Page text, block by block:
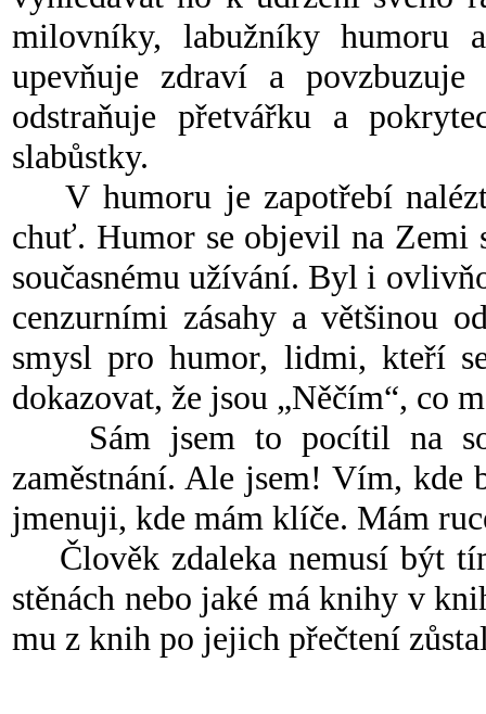
milovníky, labužníky humoru
upevňuje zdraví a
odstraňuje přetvářku a
slabůstky.
V humoru je zapotřebí
chuť. Humor se objevil na Zemi
současnému užívání. Byl i
cenzurními zásahy a většinou
smysl pro humor, lidmi, kteří
dokazovat, že jsou „Něčím“, co
Sám jsem to pocítil na
zaměstnání. Ale jsem! Vím, kde
jmenuji, kde mám klíče. Mám
Člověk zdaleka nemusí být
stěnách nebo jaké má knihy v
mu z knih po jejich přečtení